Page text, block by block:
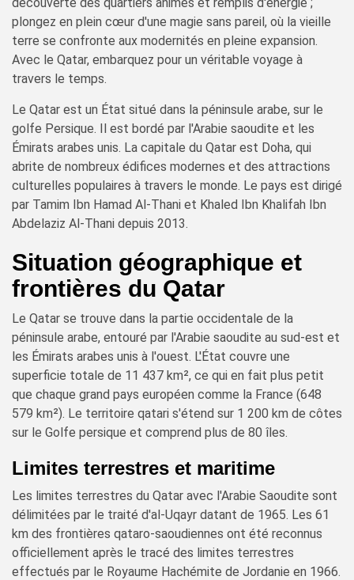
plongez en plein cœur d'une magie sans pareil, où la vieille
terre se confronte aux modernités en pleine expansion.
Avec le Qatar, embarquez pour un véritable voyage à
travers le temps.
Le Qatar est un État situé dans la péninsule arabe, sur le
golfe Persique. Il est bordé par l'Arabie saoudite et les
Émirats arabes unis. La capitale du Qatar est Doha, qui
abrite de nombreux édifices modernes et des attractions
culturelles populaires à travers le monde. Le pays est dirigé
par Tamim Ibn Hamad Al-Thani et Khaled Ibn Khalifah Ibn
Abdelaziz Al-Thani depuis 2013.
Situation géographique et
frontières du Qatar
Le Qatar se trouve dans la partie occidentale de la
péninsule arabe, entouré par l'Arabie saoudite au sud-est et
les Émirats arabes unis à l'ouest. L'État couvre une
superficie totale de 11 437 km², ce qui en fait plus petit
que chaque grand pays européen comme la France (648
579 km²). Le territoire qatari s'étend sur 1 200 km de côtes
sur le Golfe persique et comprend plus de 80 îles.
Limites terrestres et maritime
Les limites terrestres du Qatar avec l'Arabie Saoudite sont
délimitées par le traité d'al-Uqayr datant de 1965. Les 61
km des frontières qataro-saoudiennes ont été reconnus
officiellement après le tracé des limites terrestres
effectués par le Royaume Hachémite de Jordanie en 1966.